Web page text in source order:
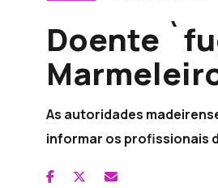
Doente
As autoridades
informar os profissionais